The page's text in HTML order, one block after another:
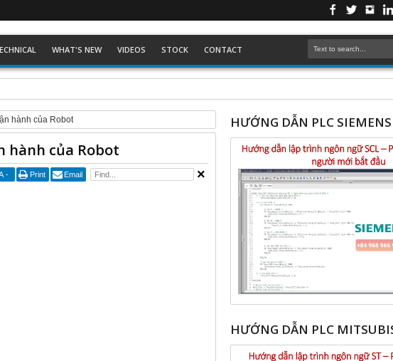
WHAT'S NEW VIDEOS STOCK CONTACT
hành của Robot
hành của Robot
- Print Email
HƯỚNG DẪN PLC SIEMENS
HƯỚNG DẪN PLC